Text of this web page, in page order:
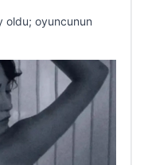
oldu; oyuncunun